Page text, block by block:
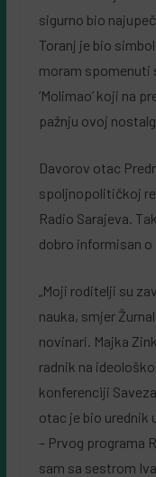
sigurno bio
Toranj je bio
moram spomenuti
‘Molimao’ koji na
pažnju ovoj
Davorov otac
spoljnopolitičkoj
Radio Sarajeva.
dobro informisan o
„Moji roditelji su
nauka, smjer
novinari. Majka
radnik na
konferenciji
otac je bio urednik
– Prvog programa
sam sa sestrom